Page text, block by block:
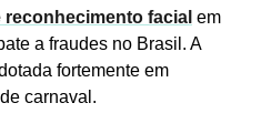
facial em
a fraudes no Brasil. A
fortemente em
carnaval.